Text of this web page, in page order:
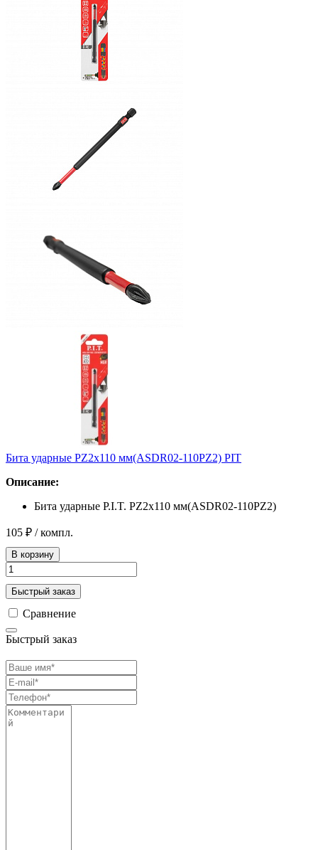
Бита ударные PZ2x110 мм(ASDR02-110PZ2) PIT
Описание:
Бита ударные P.I.T. PZ2x110 мм(ASDR02-110PZ2)
105 ₽ / компл.
В корзину
Быстрый заказ
Сравнение
Быстрый заказ